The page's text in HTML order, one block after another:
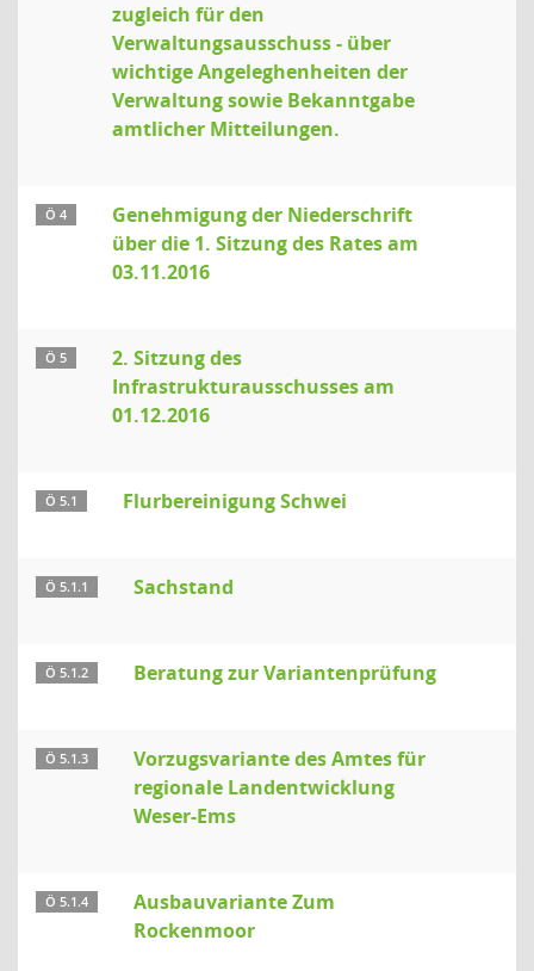
zugleich für den
Verwaltungsausschuss - über
wichtige Angeleghenheiten der
Verwaltung sowie Bekanntgabe
amtlicher Mitteilungen.
Ö 4
Genehmigung der Niederschrift
über die 1. Sitzung des Rates am
03.11.2016
Ö 5
2. Sitzung des
Infrastrukturausschusses am
01.12.2016
Ö 5.1 Flurbereinigung Schwei
Ö 5.1.1 Sachstand
Ö 5.1.2 Beratung zur Variantenprüfung
Ö 5.1.3
Vorzugsvariante des Amtes für
regionale Landentwicklung
Weser-Ems
Ö 5.1.4
Ausbauvariante Zum
Rockenmoor